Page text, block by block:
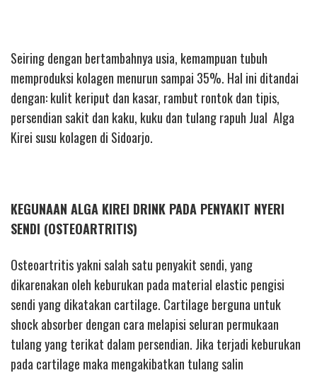
Seiring dengan bertambahnya usia, kemampuan tubuh
memproduksi kolagen menurun sampai 35%. Hal ini ditandai
dengan: kulit keriput dan kasar, rambut rontok dan tipis,
persendian sakit dan kaku, kuku dan tulang rapuh Jual Alga
Kirei susu kolagen di Sidoarjo.
KEGUNAAN ALGA KIREI DRINK PADA PENYAKIT NYERI
SENDI (OSTEOARTRITIS)
Osteoartritis yakni salah satu penyakit sendi, yang
dikarenakan oleh keburukan pada material elastic pengisi
sendi yang dikatakan cartilage. Cartilage berguna untuk
shock absorber dengan cara melapisi seluran permukaan
tulang yang terikat dalam persendian. Jika terjadi keburukan
pada cartilage maka mengakibatkan tulang salin